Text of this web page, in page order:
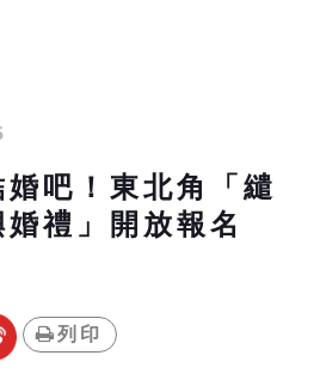
吧！東北角「繾
禮」開放報名
列印